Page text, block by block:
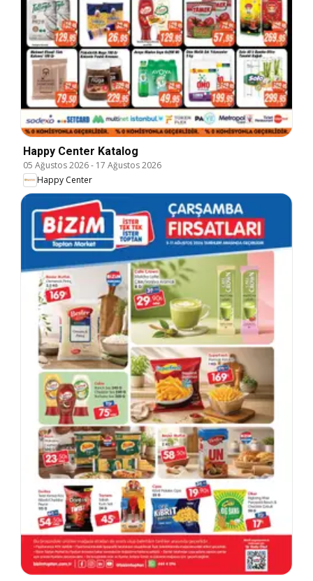
Happy Center Katalog
05 Ağustos 2026- 17 Ağustos 2026
Happy Center